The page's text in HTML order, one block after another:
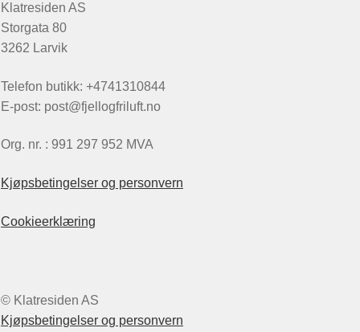
Klatresiden AS
Storgata 80
3262 Larvik
Telefon butikk: +4741310844
E-post: post@fjellogfriluft.no
Org. nr. : 991 297 952 MVA
Kjøpsbetingelser og personvern
Cookieerklæring
© Klatresiden AS
Kjøpsbetingelser og personvern